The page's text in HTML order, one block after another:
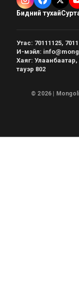
Бидний тухай
Утас: 70111125,
И-мэйл:
Хаяг: Улаанбаатар,
тауэр 802
© 2026 |